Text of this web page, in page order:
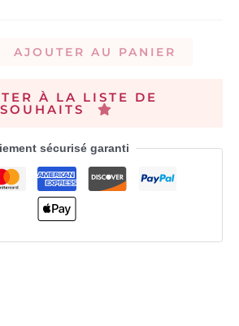
AJOUTER AU PANIER
À LA LISTE DE
SOUHAITS
sécurisé garanti